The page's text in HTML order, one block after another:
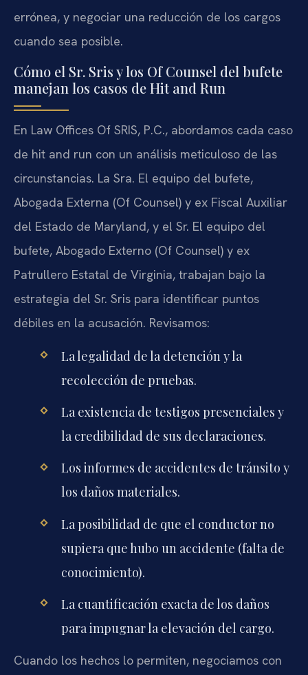
errónea, y negociar una reducción de los cargos
cuando sea posible.
Cómo el Sr. Sris y los Of Counsel del bufete
manejan los casos de Hit and Run
En Law Offices Of SRIS, P.C., abordamos cada caso
de hit and run con un análisis meticuloso de las
circunstancias. La Sra. El equipo del bufete,
Abogada Externa (Of Counsel) y ex Fiscal Auxiliar
del Estado de Maryland, y el Sr. El equipo del
bufete, Abogado Externo (Of Counsel) y ex
Patrullero Estatal de Virginia, trabajan bajo la
estrategia del Sr. Sris para identificar puntos
débiles en la acusación. Revisamos:
La legalidad de la detención y la
recolección de pruebas.
La existencia de testigos presenciales y
la credibilidad de sus declaraciones.
Los informes de accidentes de tránsito y
los daños materiales.
La posibilidad de que el conductor no
supiera que hubo un accidente (falta de
conocimiento).
La cuantificación exacta de los daños
para impugnar la elevación del cargo.
Cuando los hechos lo permiten, negociamos con